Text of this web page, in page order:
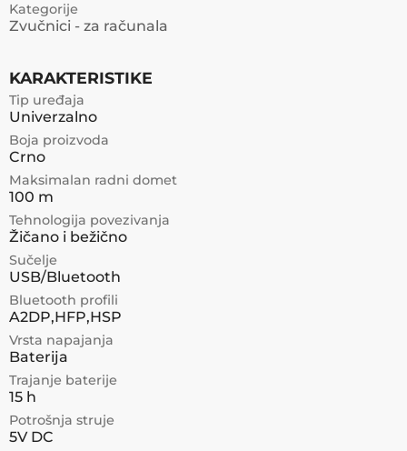
Kategorije
Zvučnici - za računala
KARAKTERISTIKE
Tip uređaja
Univerzalno
Boja proizvoda
Crno
Maksimalan radni domet
100 m
Tehnologija povezivanja
Žičano i bežično
Sučelje
USB/Bluetooth
Bluetooth profili
A2DP,HFP,HSP
Vrsta napajanja
Baterija
Trajanje baterije
15 h
Potrošnja struje
5V DC